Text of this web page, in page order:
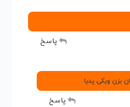
پاسخ
بزن ویکی پدیا
پاسخ